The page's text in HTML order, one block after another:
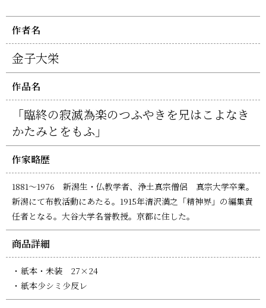
作者名
金子大栄
作品名
「臨終の寂滅為楽のつふやきを兄はこよなき
かたみとをもふ」
作家略歴
1881～1976 新潟生・仏教学者、浄土真宗僧侶 真宗大学卒業。
新潟にて布教活動にあたる。1915年清沢満之「精神界」の編集責
任者となる。大谷大学名誉教授。京都に住した。
商品詳細
紙本・未装 27×24
紙本少シミ少反レ